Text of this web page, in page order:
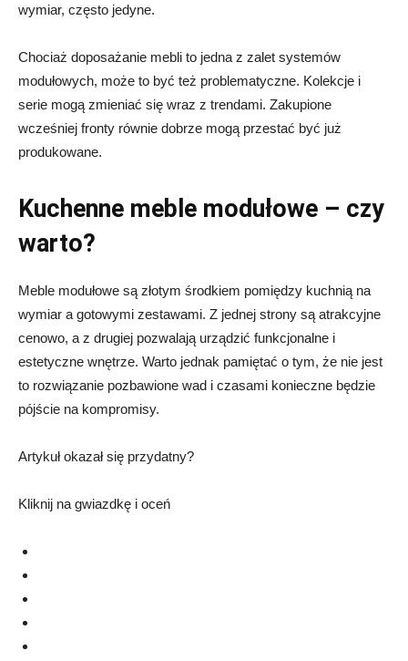
wymiar, często jedyne.
Chociaż doposażanie mebli to jedna z zalet systemów
modułowych, może to być też problematyczne. Kolekcje i
serie mogą zmieniać się wraz z trendami. Zakupione
wcześniej fronty równie dobrze mogą przestać być już
produkowane.
Kuchenne meble modułowe – czy
warto?
Meble modułowe są złotym środkiem pomiędzy kuchnią na
wymiar a gotowymi zestawami. Z jednej strony są atrakcyjne
cenowo, a z drugiej pozwalają urządzić funkcjonalne i
estetyczne wnętrze. Warto jednak pamiętać o tym, że nie jest
to rozwiązanie pozbawione wad i czasami konieczne będzie
pójście na kompromisy.
Artykuł okazał się przydatny?
Kliknij na gwiazdkę i oceń